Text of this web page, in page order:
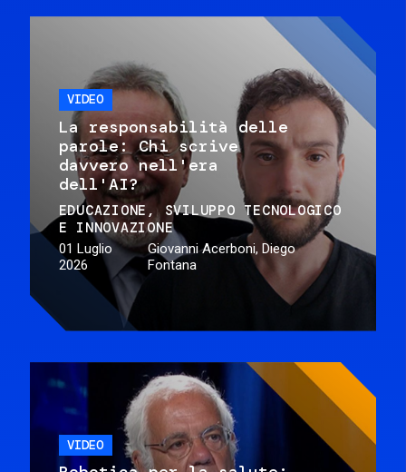
VIDEO
La responsabilità delle
parole: Chi scrive
davvero nell'era
dell'AI?
EDUCAZIONE
SVILUPPO TECNOLOGICO
E INNOVAZIONE
01 Luglio
2026
Giovanni Acerboni, Diego
Fontana
VIDEO